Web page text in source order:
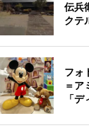
伝兵
クテ
フォ
＝ア
「